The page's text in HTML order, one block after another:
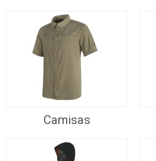
Camisas